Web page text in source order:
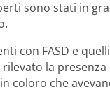
sono stati in
con FASD e
la
coloro che